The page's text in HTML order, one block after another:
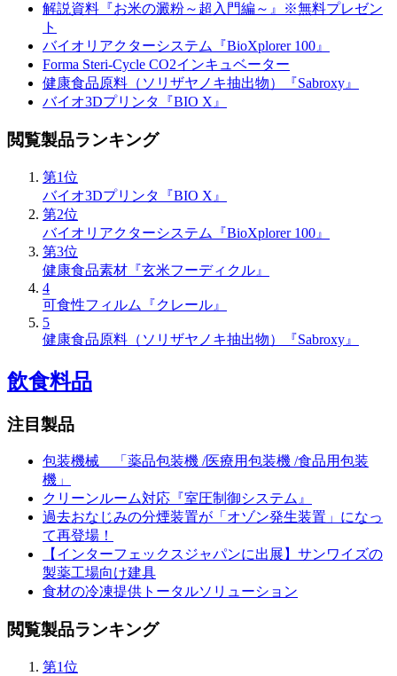
解説資料『お米の澱粉～超入門編～』※無料プレゼン
ト
バイオリアクターシステム『BioXplorer 100』
Forma Steri-Cycle CO2インキュベーター
健康食品原料（ソリザヤノキ抽出物）『Sabroxy』
バイオ3Dプリンタ『BIO X』
閲覧製品ランキング
第1位
バイオ3Dプリンタ『BIO X』
第2位
バイオリアクターシステム『BioXplorer 100』
第3位
健康食品素材『玄米フーディクル』
4
可食性フィルム『クレール』
5
健康食品原料（ソリザヤノキ抽出物）『Sabroxy』
飲食料品
注目製品
包装機械 「薬品包装機 /医療用包装機 /食品用包装
機」
クリーンルーム対応『室圧制御システム』
過去おなじみの分煙装置が「オゾン発生装置」になっ
て再登場！
【インターフェックスジャパンに出展】サンワイズの
製薬工場向け建具
食材の冷凍提供トータルソリューション
閲覧製品ランキング
第1位